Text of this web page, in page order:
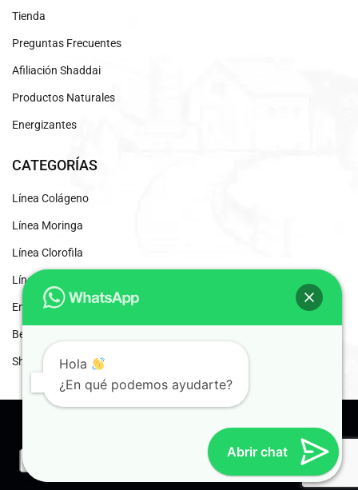
Tienda
Preguntas Frecuentes
Afiliación Shaddai
Productos Naturales
Energizantes
CATEGORÍAS
Línea Colágeno
Línea Moringa
Línea Clorofila
Línea Desintoxicantes
Energizante Natural
Beneficios del Café Liofilizado
Shaddai Inscripción
© 2024 Shaddai. Distribuidores Independientes.
Hola
¿En qué podemos ayudarte?
Abrir chat